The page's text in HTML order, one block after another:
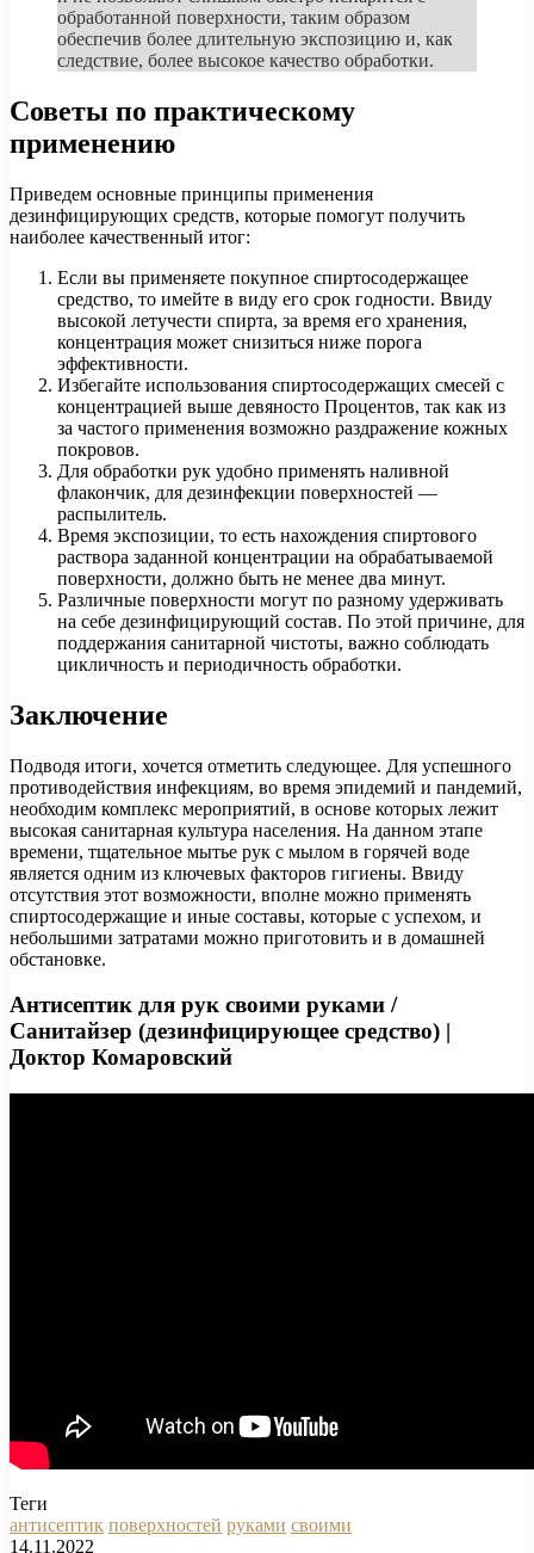
обработанной поверхности, таким образом
обеспечив более длительную экспозицию и, как
следствие, более высокое качество обработки.
Советы по практическому
применению
Приведем основные принципы применения
дезинфицирующих средств, которые помогут получить
наиболее качественный итог:
Если вы применяете покупное спиртосодержащее
средство, то имейте в виду его срок годности. Ввиду
высокой летучести спирта, за время его хранения,
концентрация может снизиться ниже порога
эффективности.
Избегайте использования спиртосодержащих смесей с
концентрацией выше девяносто Процентов, так как из
за частого применения возможно раздражение кожных
покровов.
Для обработки рук удобно применять наливной
флакончик, для дезинфекции поверхностей —
распылитель.
Время экспозиции, то есть нахождения спиртового
раствора заданной концентрации на обрабатываемой
поверхности, должно быть не менее два минут.
Различные поверхности могут по разному удерживать
на себе дезинфицирующий состав. По этой причине, для
поддержания санитарной чистоты, важно соблюдать
цикличность и периодичность обработки.
Заключение
Подводя итоги, хочется отметить следующее. Для успешного
противодействия инфекциям, во время эпидемий и пандемий,
необходим комплекс мероприятий, в основе которых лежит
высокая санитарная культура населения. На данном этапе
времени, тщательное мытье рук с мылом в горячей воде
является одним из ключевых факторов гигиены. Ввиду
отсутствия этот возможности, вполне можно применять
спиртосодержащие и иные составы, которые с успехом, и
небольшими затратами можно приготовить и в домашней
обстановке.
Антисептик для рук своими руками /
Санитайзер (дезинфицирующее средство) |
Доктор Комаровский
Теги
антисептик поверхностей руками своими
14.11.2022